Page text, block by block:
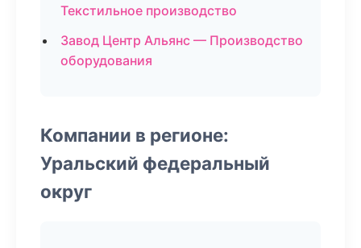
Текстильное производство
Завод Центр Альянс — Производство
оборудования
Компании в регионе:
Уральский федеральный
округ